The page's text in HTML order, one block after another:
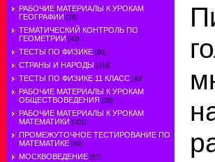
РАБОЧИЕ МАТЕРИАЛЫ К УРОКАМ
ГЕОГРАФИИ [78]
ТЕМАТИЧЕСКИЙ КОНТРОЛЬ ПО
ГЕОМЕТРИИ [43]
ТЕСТЫ ПО ФИЗИКЕ [80]
СТРАНЫ И НАРОДЫ [216]
ТЕСТЫ ПО ФИЗИКЕ 11 КЛАСС [40]
РАБОЧИЕ МАТЕРИАЛЫ К УРОКАМ
ОБЩЕСТВОВЕДЕНИЯ [26]
РАБОЧИЕ МАТЕРИАЛЫ К УРОКАМ
МАТЕМАТИКИ [101]
ПРОМЕЖУТОЧНОЕ ТЕСТИРОВАНИЕ ПО
МАТЕМАТИКЕ [60]
МОСКВОВЕДЕНИЕ [67]